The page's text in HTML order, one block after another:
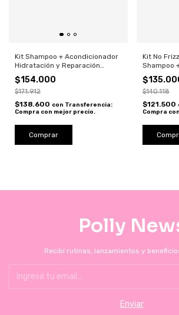
Kit Shampoo + Acondicionador
Hidratación y Reparación
Proof
$154.000
$171.912
$138.600 con Transferencia:
Compra con mejor precio.
Kit No
Shampoo
$140.118
$121.500
Compra
Polly
Recibí rutinas, lanzamientos y